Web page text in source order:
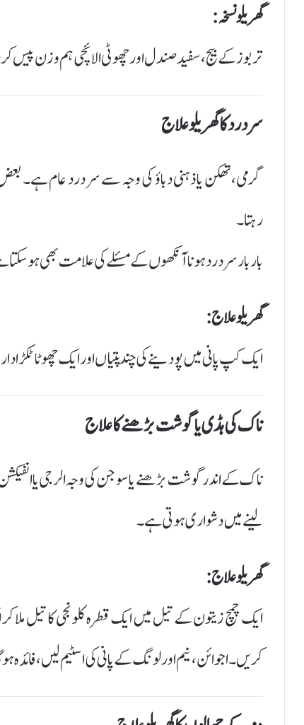
گھریلو نسخہ:
تربوز کے بیج، سفید صندل اور چھوٹی الائچی ہم وزن پیس
سر درد کا گھریلو علاج
گرمی، تھکن یا ذہنی دباؤ کی وجہ سے سر درد عام ہے۔
رہتا۔
بار بار سردرد ہونا آنکھوں کے مسئلے کی علامت بھی
گھریلو علاج:
ایک کپ پانی میں پودینے کی چند پتیاں اور ایک چھوٹا ٹکڑا
ناک کی ہڈی یا گوشت بڑھنے کا علاج
ناک کے اندر گوشت بڑھنے یا سوجن کی وجہ الرجی یا
لینے میں دشواری ہوتی ہے۔
گھریلو علاج:
ایک چمچ زیتون کے تیل میں ایک قطرہ کلونجی کا تیل ملا
کریں۔ اجوائن، نیم اور لونگ کے پانی کی اسٹیم لیں، فائدہ